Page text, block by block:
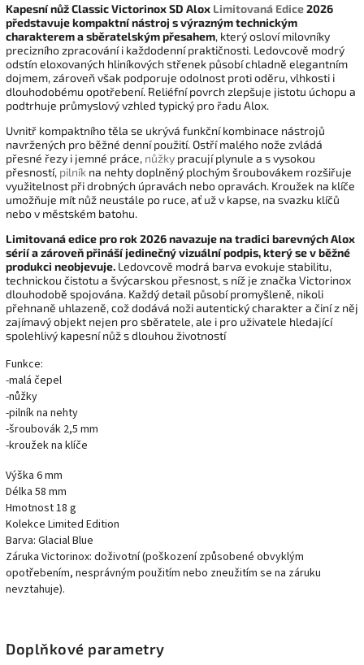
Kapesní nůž Classic Victorinox SD Alox Limitovaná Edice2026
představuje kompaktní nástroj s výrazným technickým
charakterem a sběratelským přesahem, který osloví milovníky
precizního zpracování i každodenní praktičnosti. Ledovcově modrý
odstín eloxovaných hliníkových střenek působí chladně elegantním
dojmem, zároveň však podporuje odolnost proti oděru, vlhkosti i
dlouhodobému opotřebení. Reliéfní povrch zlepšuje jistotu úchopu a
podtrhuje průmyslový vzhled typický pro řadu Alox.
Uvnitř kompaktního těla se ukrývá funkční kombinace nástrojů
navržených pro běžné denní použití. Ostří malého nože zvládá
přesné řezy i jemné práce, nůžky pracují plynule a s vysokou
přesností, pilník na nehty doplněný plochým šroubovákem rozšiřuje
využitelnost při drobných úpravách nebo opravách. Kroužek na klíče
umožňuje mít nůž neustále po ruce, ať už v kapse, na svazku klíčů
nebo v městském batohu.
Limitovaná edice pro rok 2026 navazuje na tradici barevných Alox
sérií a zároveň přináší jedinečný vizuální podpis, který se v běžné
produkci neobjevuje. Ledovcově modrá barva evokuje stabilitu,
technickou čistotu a švýcarskou přesnost, s níž je značka Victorinox
dlouhodobě spojována. Každý detail působí promyšleně, nikoli
přehnaně uhlazeně, což dodává noži autentický charakter a činí z něj
zajímavý objekt nejen pro sběratele, ale i pro uživatele hledající
spolehlivý kapesní nůž s dlouhou životností
Funkce:
-malá čepel
-nůžky
-pilník na nehty
-šroubovák 2,5 mm
-kroužek na klíče
Výška 6 mm
Délka 58 mm
Hmotnost 18 g
Kolekce Limited Edition
Barva: Glacial Blue
Záruka Victorinox: doživotní (poškození způsobené obvyklým
opotřebením, nesprávným použitím nebo zneužitím se na záruku
nevztahuje).
Doplňkové parametry